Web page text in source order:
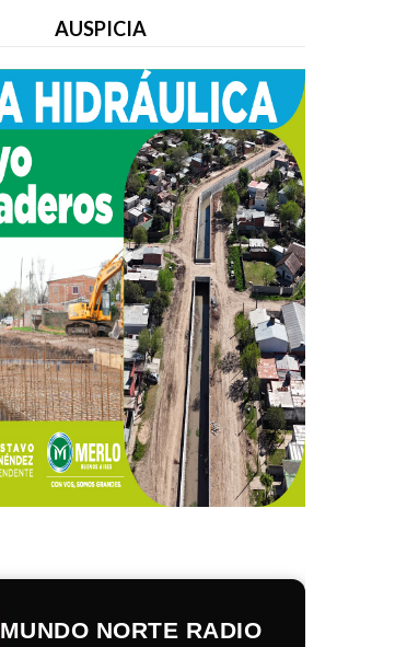
AUSPICIA
MUNDO NORTE RADIO